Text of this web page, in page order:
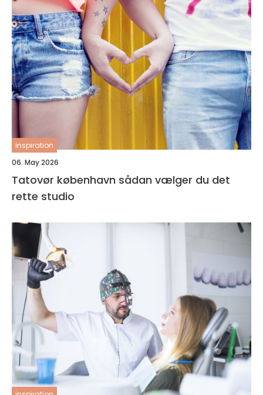
inspiration
06. May 2026
Tatovør københavn sådan vælger du det
rette studio